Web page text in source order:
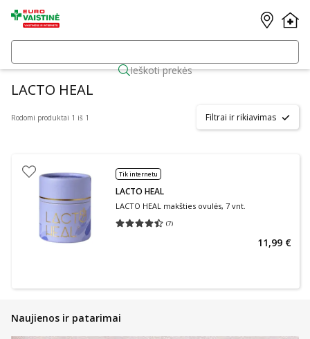
Ieškoti prekės
LACTO HEAL
Rodomi produktai 1 iš 1 Filtrai ir rikiavimas
Tik internetu
LACTO HEAL
LACTO HEAL makšties ovulės, 7 vnt.
(7)
Vidutinis įvertinimas 4.43
11,99 €
Naujienos ir patarimai